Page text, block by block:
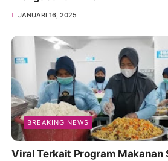
JANUARI 16, 2025
BREAKING NEWS
Viral Terkait Program Makanan